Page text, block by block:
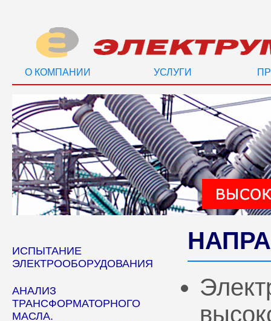
О КОМПАНИИ УСЛУГИ
ИСПЫТАНИЕ
ЭЛЕКТРООБОРУДОВАНИЯ
АНАЛИЗ
ТРАНСФОРМАТОРНОГО
МАСЛА.